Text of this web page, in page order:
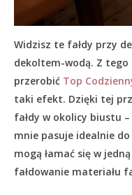
Widzisz te fałdy przy
dekoltem-wodą. Z tego
przerobić Top
taki efekt. Dzięki tej
fałdy w okolicy biustu
mnie pasuje idealnie
mogą łamać się w
fałdowanie materiału